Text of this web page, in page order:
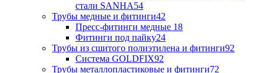
стали SANHA54
Трубы медные и фитинги42
Пресс-фитинги медные 18
Фитинги под пайку24
Трубы из сшитого полиэтилена и фитинги92
Система GOLDFIX92
Трубы металлопластиковые и фитинги72